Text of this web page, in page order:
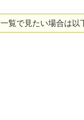
一覧で見たい場合は以